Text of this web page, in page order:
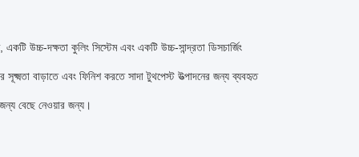
উচ্চ-দক্ষতা কুলিং সিস্টেম এবং একটি উচ্চ-সান্দ্রতা ডিসচার্জিং
বাড়াতে এবং ফিনিশ করতে সাদা টুথপেস্ট উত্পাদনের জন্য ব্যবহৃত
বেছে নেওয়ার জন্য।